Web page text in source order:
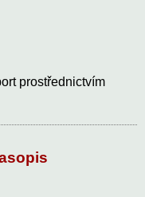
prostřednictvím